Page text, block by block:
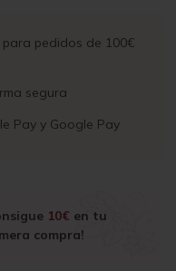
pedidos de 100€
segura
Pay y Google Pay
10€ en tu
compra!